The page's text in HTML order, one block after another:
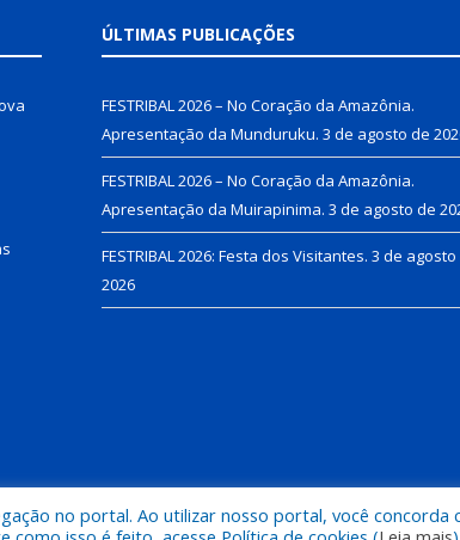
ÚLTIMAS PUBLICAÇÕES
FESTRIBAL 2026 – No Coração da Amazônia.
Apresentação da Munduruku. 3 de agosto de
FESTRIBAL 2026 – No Coração da Amazônia.
Apresentação da Muirapinima. 3 de agosto de
FESTRIBAL 2026: Festa dos Visitantes. 3 de agosto
2026
de Juruti.
no portal. Ao utilizar nosso portal, você concorda